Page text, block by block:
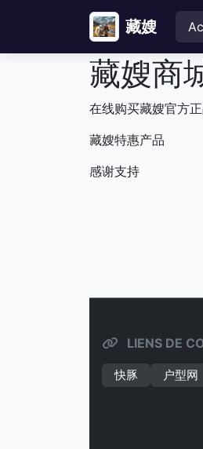
藏嫂
藏嫂商
在线购买藏嫂官方
藏嫂特惠产品
感谢支持
LIENS DE
快豚 户型网